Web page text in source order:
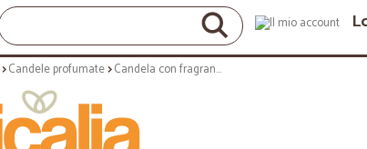
Candele profumate Candela con fragranza in vasetto: vanilla & sea s alt - profumata